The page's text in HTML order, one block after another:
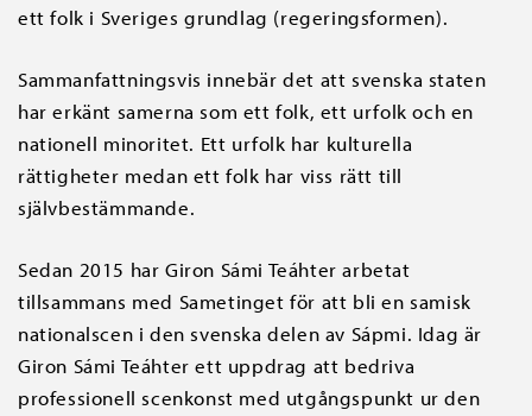
ett folk i Sveriges grundlag (regeringsformen).
Sammanfattningsvis innebär det att svenska staten
har erkänt samerna som ett folk, ett urfolk och en
nationell minoritet. Ett urfolk har kulturella
rättigheter medan ett folk har viss rätt till
självbestämmande.
Sedan 2015 har Giron Sámi Teáhter arbetat
tillsammans med Sametinget för att bli en samisk
nationalscen i den svenska delen av Sápmi. Idag är
Giron Sámi Teáhter ett uppdrag att bedriva
professionell scenkonst med utgångspunkt ur den